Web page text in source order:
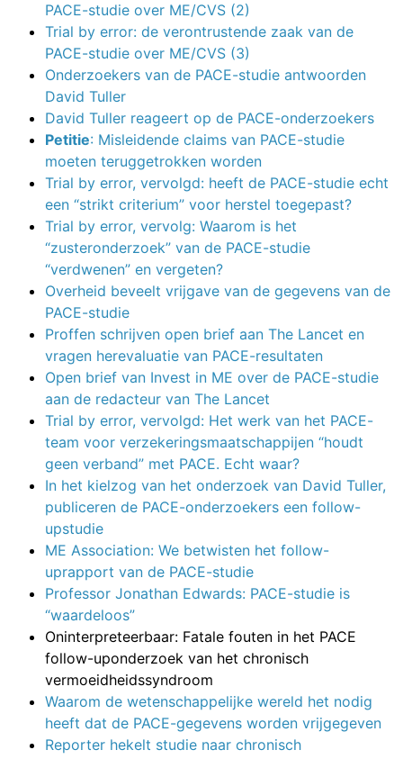
PACE-studie over ME/CVS (2)
Trial by error: de verontrustende zaak van de
PACE-studie over ME/CVS (3)
Onderzoekers van de PACE-studie antwoorden
David Tuller
David Tuller reageert op de PACE-onderzoekers
Petitie: Misleidende claims van PACE-studie
moeten teruggetrokken worden
Trial by error, vervolgd: heeft de PACE-studie echt
een “strikt criterium” voor herstel toegepast?
Trial by error, vervolg: Waarom is het
“zusteronderzoek” van de PACE-studie
“verdwenen” en vergeten?
Overheid beveelt vrijgave van de gegevens van de
PACE-studie
Proffen schrijven open brief aan The Lancet en
vragen herevaluatie van PACE-resultaten
Open brief van Invest in ME over de PACE-studie
aan de redacteur van The Lancet
Trial by error, vervolgd: Het werk van het PACE-
team voor verzekeringsmaatschappijen “houdt
geen verband” met PACE. Echt waar?
In het kielzog van het onderzoek van David Tuller,
publiceren de PACE-onderzoekers een follow-
upstudie
ME Association: We betwisten het follow-
uprapport van de PACE-studie
Professor Jonathan Edwards: PACE-studie is
“waardeloos”
Oninterpreteerbaar: Fatale fouten in het PACE
follow-uponderzoek van het chronisch
vermoeidheidssyndroom
Waarom de wetenschappelijke wereld het nodig
heeft dat de PACE-gegevens worden vrijgegeven
Reporter hekelt studie naar chronisch